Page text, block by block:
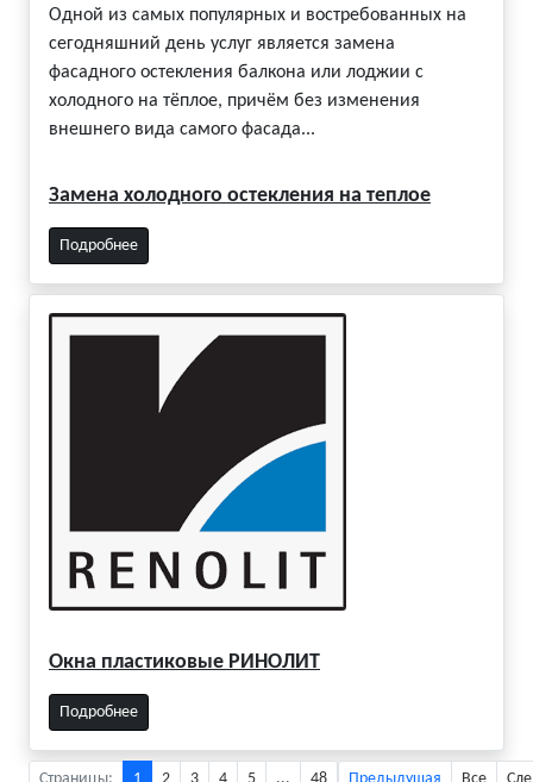
Одной из самых популярных и востребованных на
сегодняшний день услуг является замена
фасадного остекления балкона или лоджии с
холодного на тёплое, причём без изменения
внешнего вида самого фасада...
Замена холодного остекления на теплое
Подробнее
Окна пластиковые РИНОЛИТ
Подробнее